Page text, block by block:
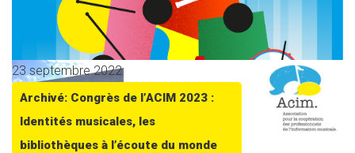
23 septembre 2022
Archivé: Congrès de l’ACIM 2023 :
Identités musicales, les
bibliothèques à l’écoute du monde